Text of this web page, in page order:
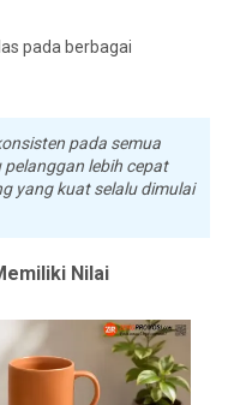
pada berbagai
pada semua
lebih cepat
yang kuat selalu dimulai
Nilai